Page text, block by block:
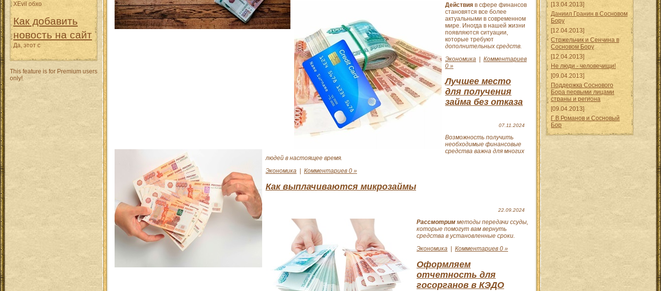
XEvil обхо
Как добавить
новость на сайт
Да, этот с
This feature is for Premium users
only!
Действия в сфере финансов
становятся все более
актуальными в современном
мире. Иногда в нашей жизни
появляются ситуации,
которые требуют
дополнительных средств.
Экономика | Комментариев
0 »
Лучшее место
для получения
займа без отказа
07.11.2024
Возможность получить
необходимые финансовые
средства важна для многих
людей в настоящее время.
Экономика
Комментариев 0 »
Как выплачиваются микрозаймы
22.09.2024
Рассмотрим методы передачи ссуды,
которые помогут вам вернуть
средства в установленные сроки.
Экономика
Комментариев 0 »
Оформляем
отчетность для
госорганов в КЭДО
[13.04.2013]
Даниил Гранин в Сосновом
Бору
[12.04.2013]
Стржельчик и Сенчина в
Сосновом Бору
[12.04.2013]
Не люди - человечищи!
[09.04.2013]
Поддержка Соснового
Бора первыми лицами
страны и региона
[09.04.2013]
Г.В.Романов и Сосновый
Бор